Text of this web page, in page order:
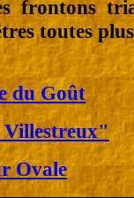
frontons
toutes
du Goût
Ovale